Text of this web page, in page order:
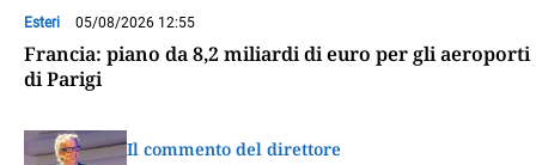
Esteri 05/08/2026 12:55
Francia: piano da 8,2 miliardi di euro per gli aeroporti
di Parigi
Il commento del direttore